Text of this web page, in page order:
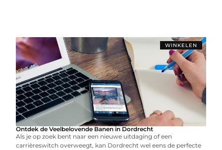
WINKELEN
Ontdek de Veelbelovende Banen in Dordrecht
Als je op zoek bent naar een nieuwe uitdaging of een
carrièreswitch overweegt, kan Dordrecht wel eens de perfecte